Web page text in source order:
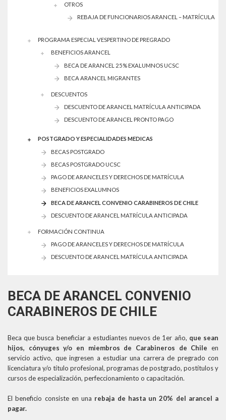
BECA DE ARANCEL CONVENIO
CARABINEROS DE CHILE
Beca que busca beneficiar a estudiantes nuevos de 1er año, que sean
hijos, cónyuges y/o en miembros de Carabineros de Chile en
servicio activo, que ingresen a estudiar una carrera de pregrado con
licenciatura y/o título profesional, programas de postgrado, postítulos y
cursos de especialización, perfeccionamiento o capacitación.
El beneficio consiste en una rebaja de hasta un 20% del arancel a
pagar.
OTROS
REBAJA DE FUNCIONARIOS ARANCEL – MATRÍCULA
PROGRAMA ESPECIAL VESPERTINO DE PREGRADO
BENEFICIOS ARANCEL
BECA DE ARANCEL 25% EXALUMNOS UCSC
BECA ARANCEL MIGRANTES
DESCUENTOS
DESCUENTO DE ARANCEL MATRÍCULA ANTICIPADA
DESCUENTO DE ARANCEL PRONTO PAGO
POSTGRADO Y ESPECIALIDADES MEDICAS
BECAS POSTGRADO
BECAS POSTGRADO UCSC
PAGO DE ARANCELES Y DERECHOS DE MATRÍCULA
BENEFICIOS EXALUMNOS
BECA DE ARANCEL CONVENIO CARABINEROS DE CHILE
DESCUENTO DE ARANCEL MATRÍCULA ANTICIPADA
FORMACIÓN CONTINUA
PAGO DE ARANCELES Y DERECHOS DE MATRÍCULA
DESCUENTO DE ARANCEL MATRÍCULA ANTICIPADA